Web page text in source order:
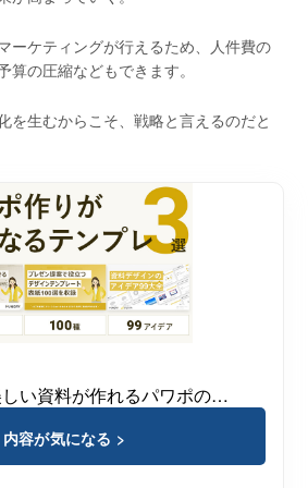
ーケティングが行えるため、人件費の
の圧縮などもできます。
を生むからこそ、戦略と言えるのだと
い資料が作れるパワポの…
内容が気になる >